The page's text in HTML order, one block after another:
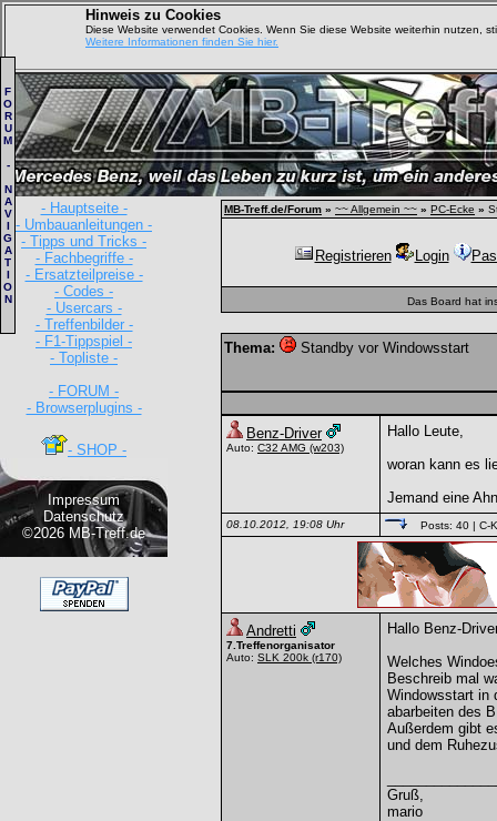
Hinweis zu Cookies
Diese Website verwendet Cookies. Wenn Sie diese Website weiterhin nutzen,
Weitere Informationen finden Sie hier.
- Hauptseite -
- Umbauanleitungen -
- Tipps und Tricks -
- Fachbegriffe -
- Ersatzteilpreise -
- Codes -
- Usercars -
- Treffenbilder -
- F1-Tippspiel -
- Topliste -
- FORUM -
- Browserplugins -
- SHOP -
Impressum
Datenschutz
©2026 MB-Treff.de
F
O
R
U
M
-
N
A
V
I
G
A
T
I
O
N
MB-Treff.de/Forum » ~~ Allgemein ~~ » PC-Ecke »
Registrieren Login
Das Board hat
Thema: Standby vor Windowsstart
Benz-Driver
Auto: C32 AMG (w203)
Hallo Leute,
woran kann es
Jemand eine
08.10.2012, 19:08 Uhr Posts: 40 | C-
Andretti
7.Treffenorganisator
Auto: SLK 200k (r170)
Hallo Benz-
Welches
Beschreib mal
Windowsstart in
abarbeiten des
Außerdem gibt
und dem
Gruß,
mario